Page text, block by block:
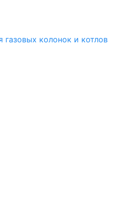
газовых колонок и котлов